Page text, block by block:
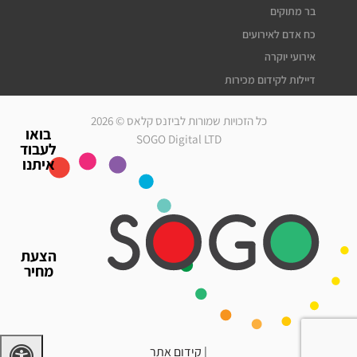
הצעת
מחיר
בואו
לעבוד
איתנו
בר מתוקים
כח אדם לאירועים
אירועי יוקרה
דיילות לקידום מכירות
מלצרים לאירועים
עוזרי הפקה
גיוס עובדים זמניים
כח אדם לאירועים
דיילות לאירועים
כל הזכויות שמורות לביזנס קלאס © 2026
SOGO Digital LTD
| קידום אתר